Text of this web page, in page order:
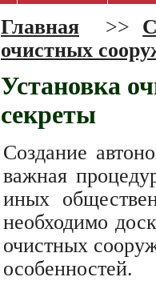
Главная >>
очистных
Установка
секреты
Создание
важная
иных
необходимо
очистных
особенностей.